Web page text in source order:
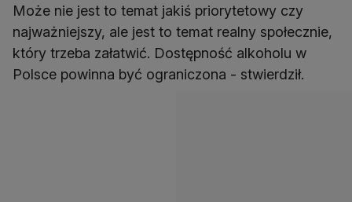
Może nie jest to temat jakiś priorytetowy czy
najważniejszy, ale jest to temat realny społecznie,
który trzeba załatwić. Dostępność alkoholu w
Polsce powinna być ograniczona - stwierdził.